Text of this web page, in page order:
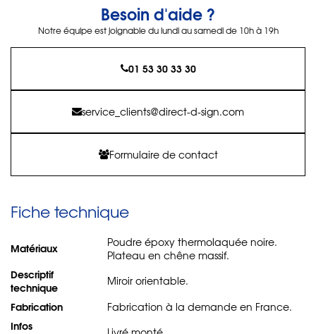
Besoin d'aide ?
Notre équipe est joignable du lundi au samedi de 10h à 19h
01 53 30 33 30
service_clients@direct-d-sign.com
Formulaire de contact
Fiche technique
Matériaux
Poudre époxy thermolaquée noire.
Plateau en chêne massif.
Descriptif
technique
Miroir orientable.
Fabrication Fabrication à la demande en France.
Infos